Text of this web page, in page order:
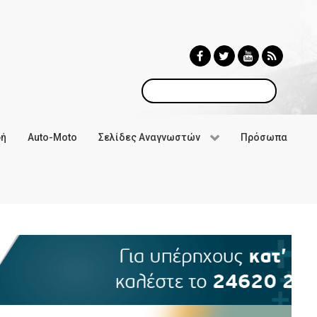
Αναζήτηση
Auto-Moto Σελίδες Αναγνωστών Πρόσωπα